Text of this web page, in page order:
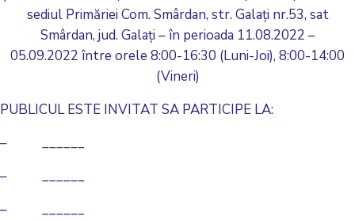
sediul Primăriei Com. Smârdan, str. Galați nr.53, sat
Smârdan, jud. Galați – în perioada 11.08.2022 –
05.09.2022 între orele 8:00-16:30 (Luni-Joi), 8:00-14:00
(Vineri)
PUBLICUL ESTE INVITAT SA PARTICIPE LA:
– ______
– ______
– ______